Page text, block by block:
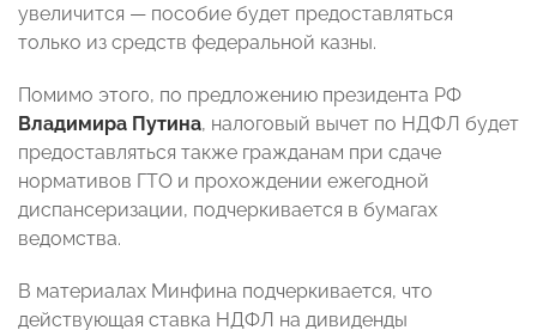
увеличится — пособие будет предоставляться
только из средств федеральной казны.
Помимо этого, по предложению президента РФ
Владимира Путина, налоговый вычет по НДФЛ будет
предоставляться также гражданам при сдаче
нормативов ГТО и прохождении ежегодной
диспансеризации, подчеркивается в бумагах
ведомства.
В материалах Минфина подчеркивается, что
действующая ставка НДФЛ на дивиденды